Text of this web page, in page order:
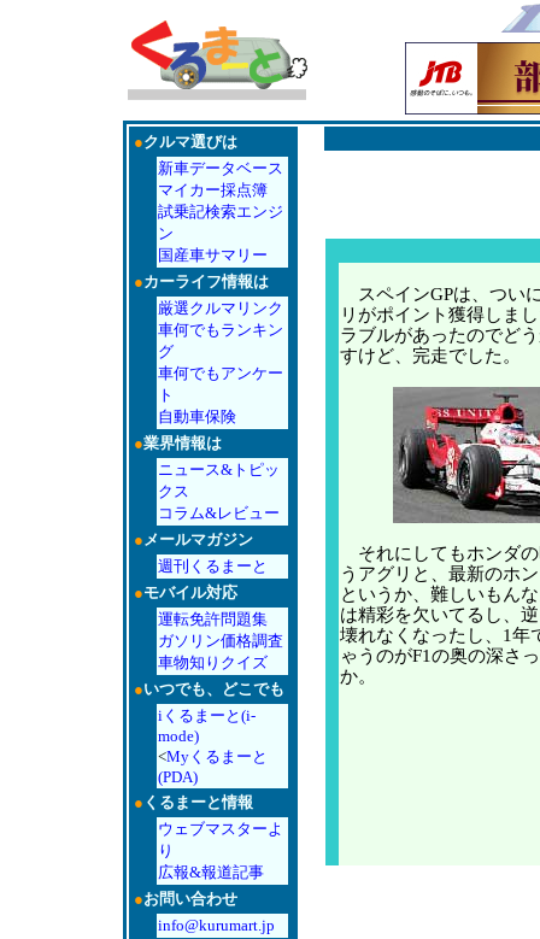
●クルマ選びは
新車データベース
マイカー採点簿
試乗記検索エンジ
ン
国産車サマリー
●カーライフ情報は
厳選クルマリンク
車何でもランキン
グ
車何でもアンケー
ト
自動車保険
●業界情報は
ニュース&トピッ
クス
コラム&レビュー
●メールマガジン
週刊くるまーと
●モバイル対応
運転免許問題集
ガソリン価格調査
車物知りクイズ
●いつでも、どこでも
iくるまーと(i-
mode)
<Myくるまーと
(PDA)
● くるまーと情報
ウェブマスターよ
り
広報&報道記事
●お問い合わせ
info@kurumart.jp
スペインGPは、つい
リがポイント獲得しま
ラブルがあったのでど
すけど、完走でした。
それにしてもホンダ
うアグリと、最新のホ
というか、難しいもん
は精彩を欠いてるし、
壊れなくなったし、1年
ゃうのがF1の奥の深さ
か。